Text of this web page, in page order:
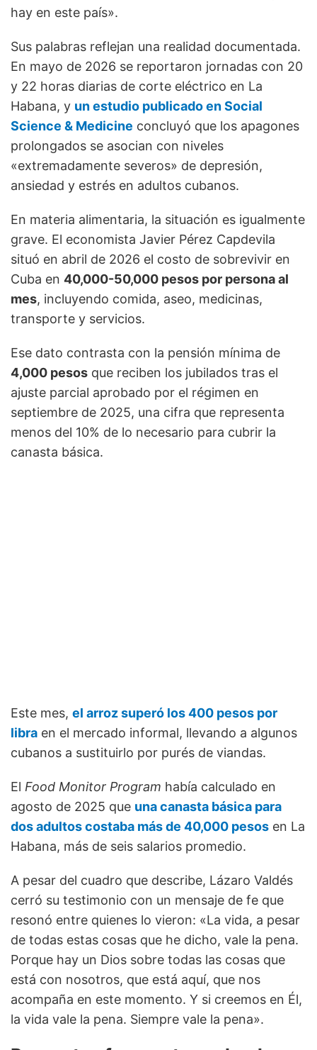
hay en este país».
Sus palabras reflejan una realidad documentada.
En mayo de 2026 se reportaron jornadas con 20
y 22 horas diarias de corte eléctrico en La
Habana, y un estudio publicado en Social
Science & Medicine concluyó que los apagones
prolongados se asocian con niveles
«extremadamente severos» de depresión,
ansiedad y estrés en adultos cubanos.
En materia alimentaria, la situación es igualmente
grave. El economista Javier Pérez Capdevila
situó en abril de 2026 el costo de sobrevivir en
Cuba en 40,000-50,000 pesos por persona al
mes, incluyendo comida, aseo, medicinas,
transporte y servicios.
Ese dato contrasta con la pensión mínima de
4,000 pesos que reciben los jubilados tras el
ajuste parcial aprobado por el régimen en
septiembre de 2025, una cifra que representa
menos del 10% de lo necesario para cubrir la
canasta básica.
Este mes, el arroz superó los 400 pesos por
libra en el mercado informal, llevando a algunos
cubanos a sustituirlo por purés de viandas.
El Food Monitor Program había calculado en
agosto de 2025 que una canasta básica para
dos adultos costaba más de 40,000 pesos en La
Habana, más de seis salarios promedio.
A pesar del cuadro que describe, Lázaro Valdés
cerró su testimonio con un mensaje de fe que
resonó entre quienes lo vieron: «La vida, a pesar
de todas estas cosas que he dicho, vale la pena.
Porque hay un Dios sobre todas las cosas que
está con nosotros, que está aquí, que nos
acompaña en este momento. Y si creemos en Él,
la vida vale la pena. Siempre vale la pena».